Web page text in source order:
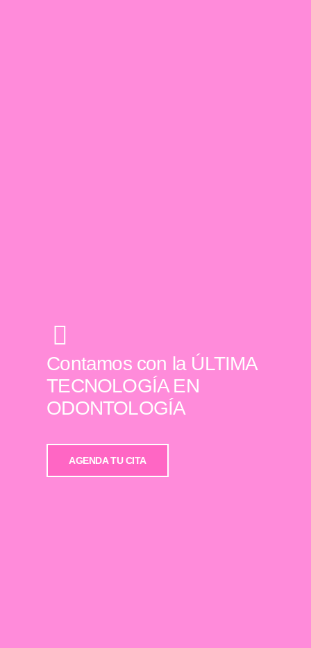
Contamos con la ÚLTIMA
TECNOLOGÍA EN
ODONTOLOGÍA
AGENDA TU CITA